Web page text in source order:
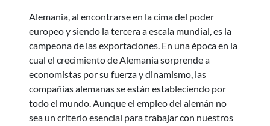
Alemania, al encontrarse en la cima del poder
europeo y siendo la tercera a escala mundial, es la
campeona de las exportaciones. En una época en la
cual el crecimiento de Alemania sorprende a
economistas por su fuerza y dinamismo, las
compañías alemanas se están estableciendo por
todo el mundo. Aunque el empleo del alemán no
sea un criterio esencial para trabajar con nuestros